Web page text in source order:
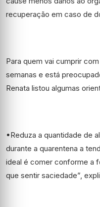
recuperação em caso de
Para quem vai cumprir
semanas e está
Renata listou algumas
•Reduza a quantidade de
durante a quarentena a
ideal é comer conforme a
que sentir saciedade”,